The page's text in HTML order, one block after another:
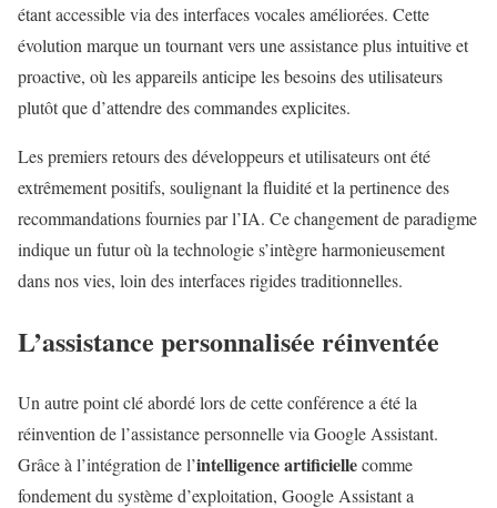
étant accessible via des interfaces vocales améliorées. Cette
évolution marque un tournant vers une assistance plus intuitive et
proactive, où les appareils anticipe les besoins des utilisateurs
plutôt que d’attendre des commandes explicites.
Les premiers retours des développeurs et utilisateurs ont été
extrêmement positifs, soulignant la fluidité et la pertinence des
recommandations fournies par l’IA. Ce changement de paradigme
indique un futur où la technologie s’intègre harmonieusement
dans nos vies, loin des interfaces rigides traditionnelles.
L’assistance personnalisée réinventée
Un autre point clé abordé lors de cette conférence a été la
réinvention de l’assistance personnelle via Google Assistant.
Grâce à l’intégration de l’intelligence artificiellecomme
fondement du système d’exploitation, Google Assistant a